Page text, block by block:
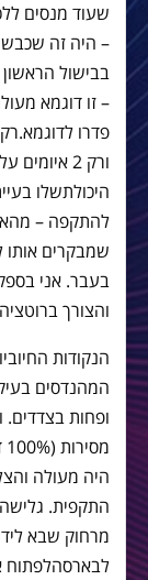
שעוד מנסים
– היה זה שכבש
בבישול הראשון
–זו דוגמא
פדרו לדוגמא.רק
ורק
איומים על
היכולתשלו
להתקפה –
שמבקרים אותו
בעבר. אני
והצורךברוטציה
הנקודות
המהנדסים
ופחותבצדדים.
מסירות (100%
היה מעולה
התקפית. גלישה
מרחוק שבא
לבארסהלפתוח